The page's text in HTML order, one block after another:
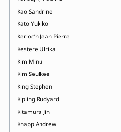
Kao Sandrine
Kato Yukiko
Kerloc’h Jean Pierre
Kestere Ulrika
Kim Minu
Kim Seulkee
King Stephen
Kipling Rudyard
Kitamura Jin
Knapp Andrew